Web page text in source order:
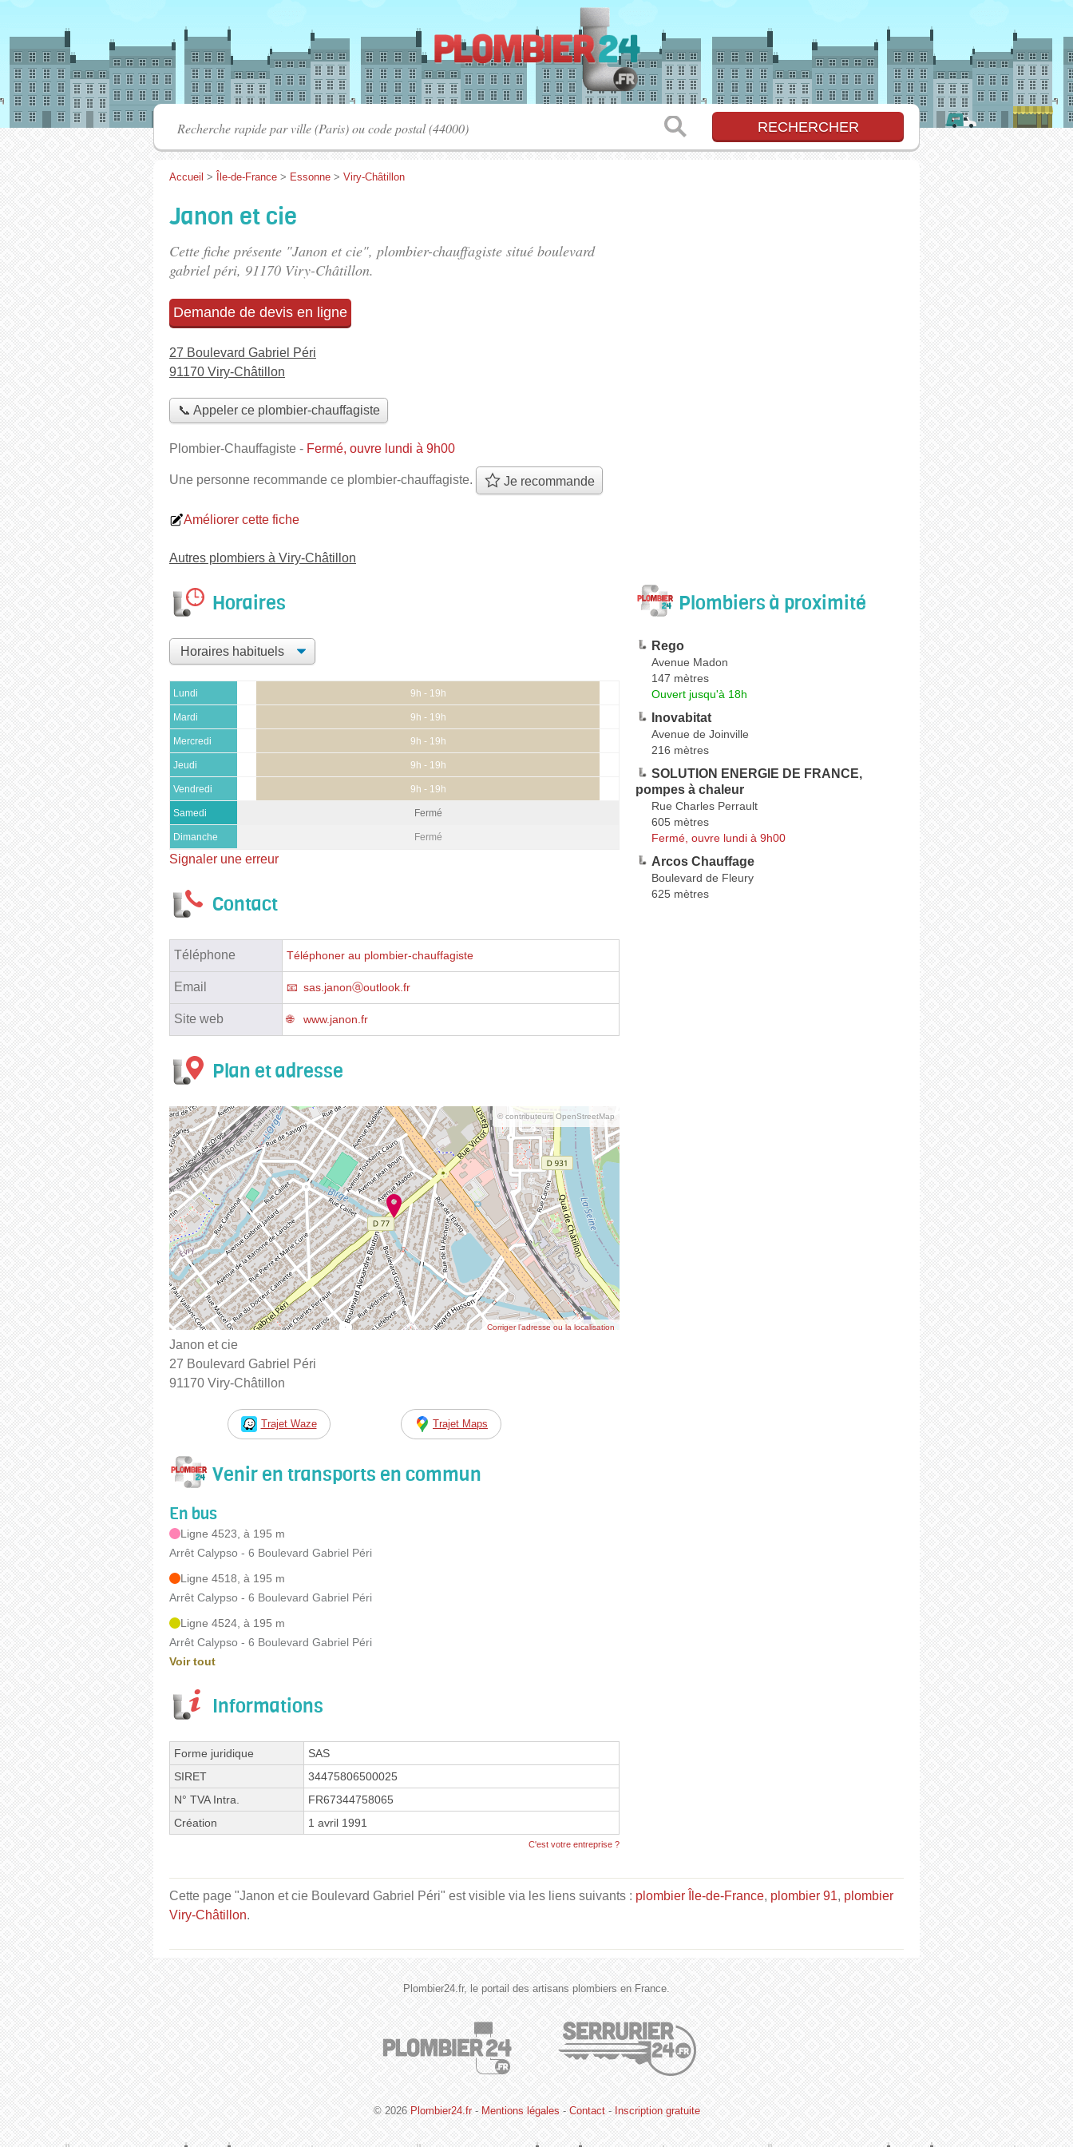
Accueil > Île-de-France > Essonne > Viry-Châtillon
Janon et cie
Cette fiche présente "Janon et cie", plombier-chauffagiste situé boulevard
gabriel péri, 91170 Viry-Châtillon.
Demande de devis en ligne
27 Boulevard Gabriel Péri
91170 Viry-Châtillon
📞 Appeler ce plombier-chauffagiste
Plombier-Chauffagiste - Fermé, ouvre lundi à 9h00
Une personne recommande ce plombier-chauffagiste. Je recommande
Améliorer cette fiche
Autres plombiers à Viry-Châtillon
Horaires
Lundi 9h - 19h
Mardi 9h - 19h
Mercredi 9h - 19h
Jeudi 9h - 19h
Vendredi 9h - 19h
Samedi Fermé
Dimanche Fermé
Signaler une erreur
Contact
Téléphone Téléphoner au plombier-chauffagiste
Email sas.janonⓐoutlook.fr
Site web www.janon.fr
Plan et adresse
© contributeurs OpenStreetMap
Corriger l’adresse ou la localisation
Janon et cie
27 Boulevard Gabriel Péri
91170 Viry-Châtillon
Trajet Waze Trajet Maps
Venir en transports en commun
En bus
Ligne 4523, à 195 m
Arrêt Calypso - 6 Boulevard Gabriel Péri
Ligne 4518, à 195 m
Arrêt Calypso - 6 Boulevard Gabriel Péri
Ligne 4524, à 195 m
Arrêt Calypso - 6 Boulevard Gabriel Péri
Voir tout
Informations
Forme juridique
SAS
SIRET
34475806500025
N° TVA Intra.
FR67344758065
Création
1 avril 1991
C'est votre entreprise ?
Plombiers à proximité
Rego
Avenue Madon
147 mètres
Ouvert jusqu'à 18h
Inovabitat
Avenue de Joinville
216 mètres
SOLUTION ENERGIE DE FRANCE,
pompes à chaleur
Rue Charles Perrault
605 mètres
Fermé, ouvre lundi à 9h00
Arcos Chauffage
Boulevard de Fleury
625 mètres
Cette page "Janon et cie Boulevard Gabriel Péri" est visible via les liens suivants : plombier Île-de-France, plombier 91, plombier
Viry-Châtillon.
Plombier24.fr, le portail des artisans plombiers en France.
© 2026 Plombier24.fr - Mentions légales - Contact- Inscription gratuite